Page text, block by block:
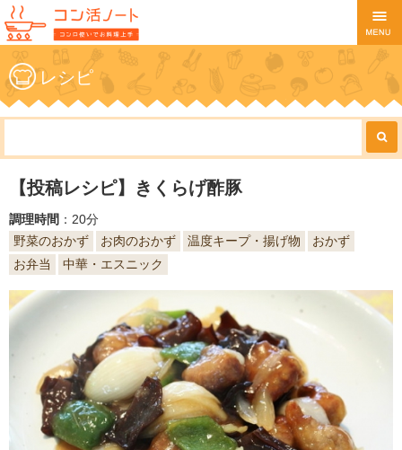
レシピ
【投稿レシピ】きくらげ酢豚
調理時間 ：20分
野菜のおかず
お肉のおかず 温度キープ・揚げ物
おかず
お弁当
中華・エスニック